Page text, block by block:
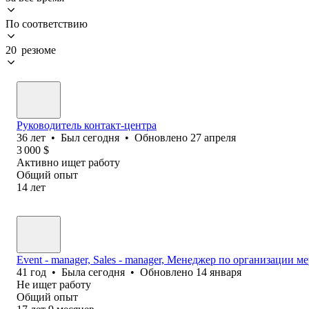
По соответствию
20 резюме
Руководитель контакт-центра
36 лет • Был сегодня • Обновлено 27 апреля
3 000 $
Активно ищет работу
Общий опыт
14 лет
Event - manager, Sales - manager, Менеджер по организации
41 год • Была сегодня • Обновлено 14 января
Не ищет работу
Общий опыт